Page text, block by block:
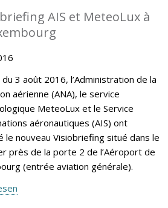
AIS et MeteoLux à
3 août 2016, l’Administration de la
aérienne (ANA), le service
MeteoLux et le Service
aéronautiques (AIS) ont
le nouveau Visiobriefing situé dans le
près de la porte 2 de l’Aéroport de
(entrée aviation générale).